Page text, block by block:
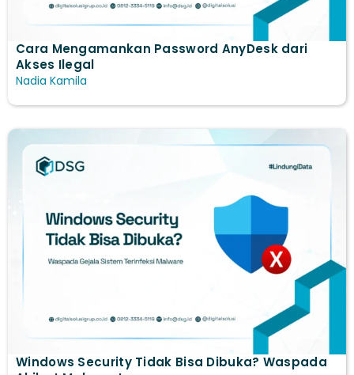
Cara Mengamankan Password AnyDesk dari
Akses Ilegal
Nadia Kamila
Windows Security Tidak Bisa Dibuka? Waspada